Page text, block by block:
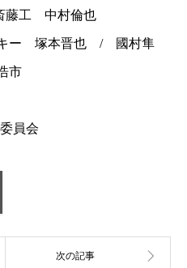
藤工 中村倫也
キー 塚本晋也 / 國村隼
市
員会